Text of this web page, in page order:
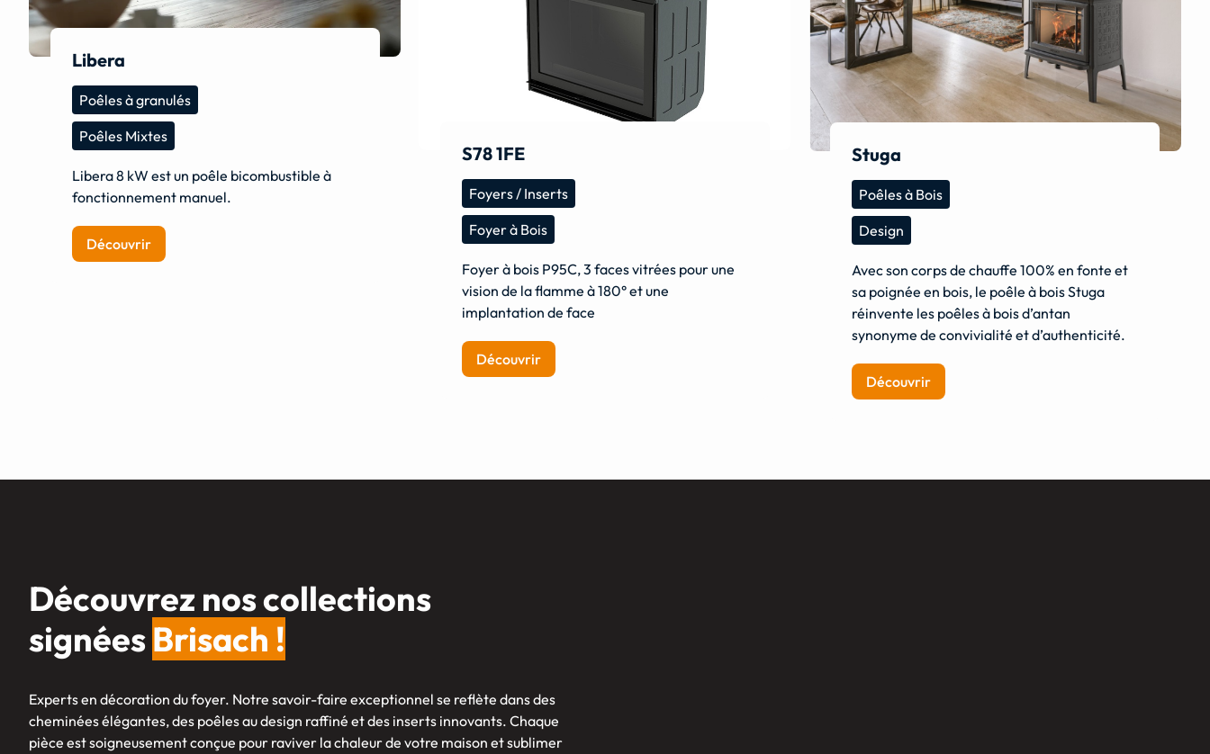
Libera
Poêles à granulés
Poêles Mixtes
Libera 8 kW est un poêle bicombustible à
fonctionnement manuel.
Découvrir
S78 1FE
Foyers / Inserts
Foyer à Bois
Foyer à bois P95C, 3 faces vitrées pour une
vision de la flamme à 180° et une
implantation de face
Découvrir
Stuga
Poêles à Bois
Design
Avec son corps de chauffe 100% en fonte et
sa poignée en bois, le poêle à bois Stuga
réinvente les poêles à bois d’antan
synonyme de convivialité et d’authenticité.
Découvrir
Découvrez nos collections
signéesBrisach !
Experts en décoration du foyer. Notre savoir-faire exceptionnel se reflète dans des
cheminées élégantes, des poêles au design raffiné et des inserts innovants. Chaque
pièce est soigneusement conçue pour raviver la chaleur de votre maison et sublimer